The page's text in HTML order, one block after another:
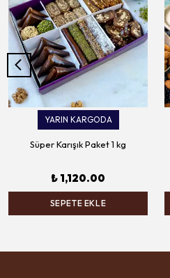
YARIN KARGODA
Süper Karışık Paket 1 kg
₺ 1,120.00
SEPETE EKLE